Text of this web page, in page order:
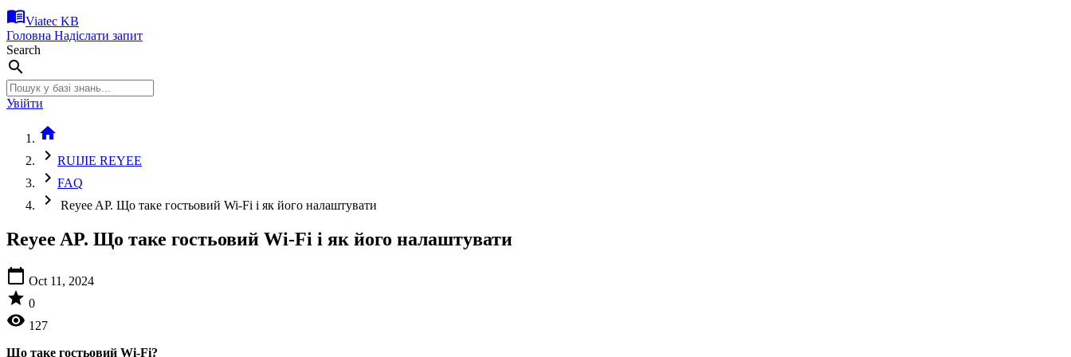
menu_bookViatec KB
Головна Надіслати запит
Search
search
Увійти
home
chevron_right RUIJIE REYEE
chevron_right FAQ
chevron_right Reyee AP. Що таке гостьовий Wi-Fi і як його налаштувати
Reyee AP. Що таке гостьовий Wi-Fi і як його налаштувати
calendar_today Oct 11, 2024
star 0
visibility 127
Що таке гостьовий Wi-Fi?